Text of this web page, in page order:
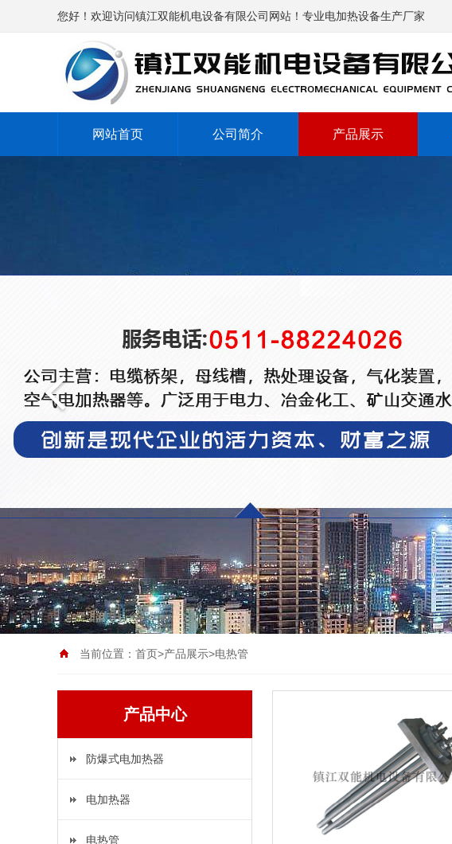
您好！欢迎访问镇江双能机电设备有限公司网站！专业电加热设备生产厂家
网站首页 公司简介 产品展示
当前位置： 首页>产品展示>电热管
产品中心
防爆式电加热器
电加热器
电热管